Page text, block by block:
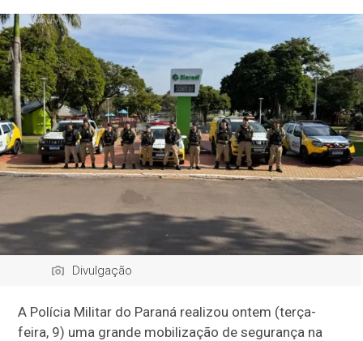
Divulgação
A Polícia Militar do Paraná realizou ontem (terça-
feira, 9) uma grande mobilização de segurança na